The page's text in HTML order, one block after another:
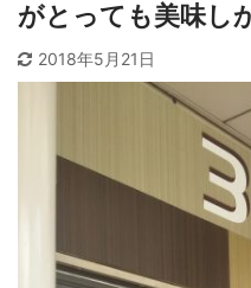
がとっても美味し
2018年5月21日